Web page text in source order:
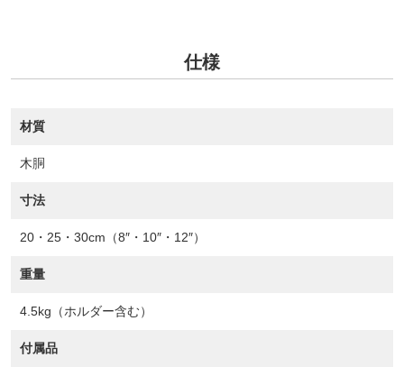
仕様
材質
木胴
寸法
20・25・30cm（8″・10″・12″）
重量
4.5kg（ホルダー含む）
付属品